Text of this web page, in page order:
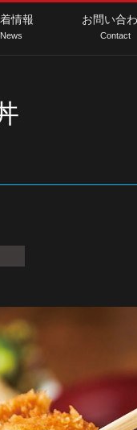
情報
News
お問い合
Contact